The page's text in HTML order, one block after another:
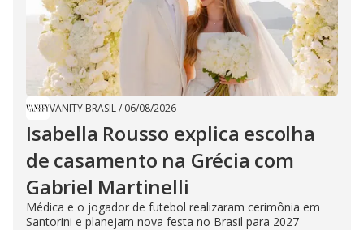
VANITY BRASIL/ 06/08/2026
Isabella Rousso explica escolha
de casamento na Grécia com
Gabriel Martinelli
Médica e o jogador de futebol realizaram cerimônia em
Santorini e planejam nova festa no Brasil para 2027